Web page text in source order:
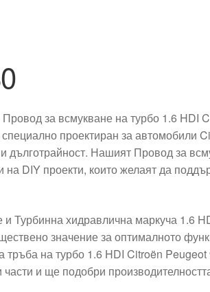
за всмукване на турбо 1.6 HDI
проектиран за автомобили
дълготрайност. Нашият Провод за
на DIY проекти, които желаят да
Турбинна хидравлична маркуча 1.6
значение за оптималното
тръба на турбо 1.6 HDI Citroën
и ще подобри